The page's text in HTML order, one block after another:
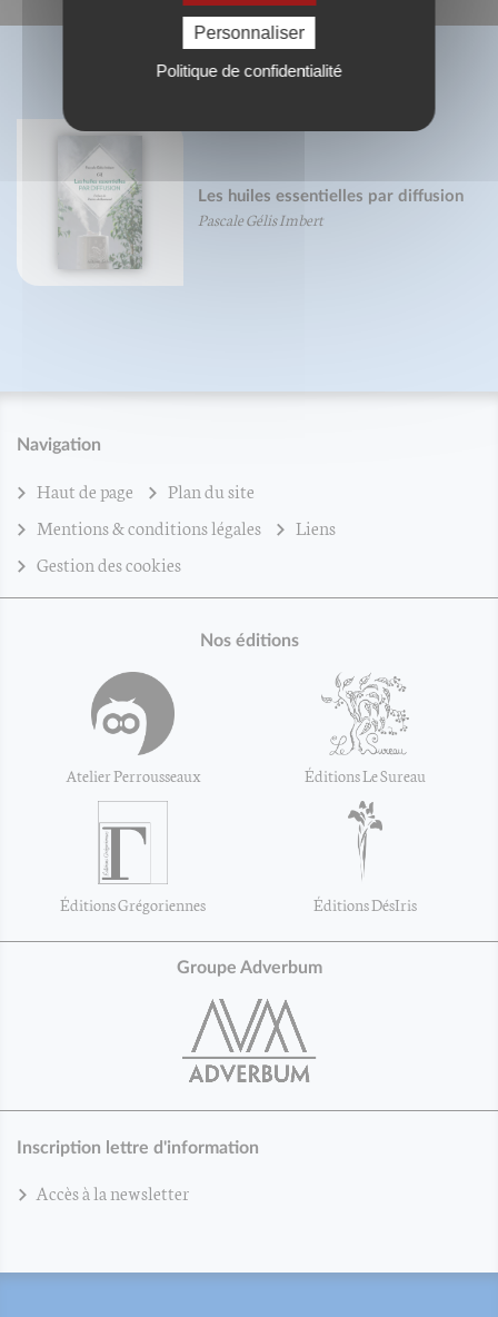
BIBLIOGRAPHIE
Les huiles essentielles par diffusion
Pascale Gélis Imbert
Navigation
Haut de page
Plan du site
Mentions & conditions légales
Liens
Gestion des cookies
Nos éditions
Atelier Perrousseaux Éditions Le Sureau
Éditions Grégoriennes Éditions DésIris
Groupe Adverbum
Inscription lettre d'information
Accès à la newsletter
Personnaliser
Politique de confidentialité